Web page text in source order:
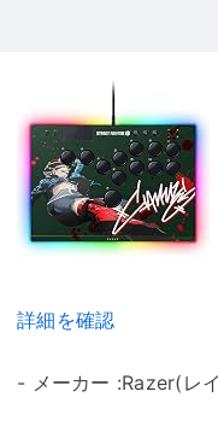
詳細を確認
- メーカー :Razer(レ